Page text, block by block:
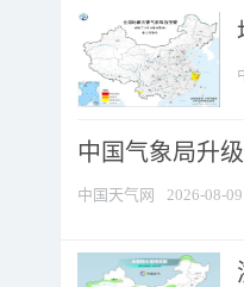
中国气象局升
中国天气网 2026-08-09